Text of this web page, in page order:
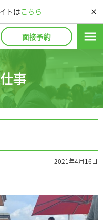
トはこちら close
面接予約 menu
事
2021年4月16日